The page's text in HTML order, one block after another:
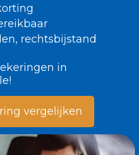
rechtsbijstand
in
vergelijken